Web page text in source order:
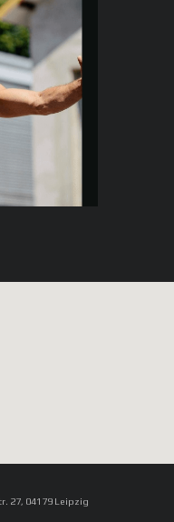
27, 04179 Leipzig